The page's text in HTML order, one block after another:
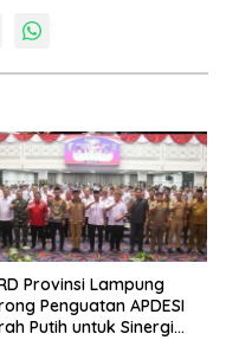
Provinsi Lampung
Penguatan APDESI
Putih untuk Sinergi